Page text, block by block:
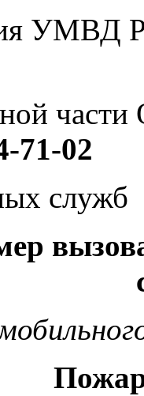
УМВД
71-02
служб